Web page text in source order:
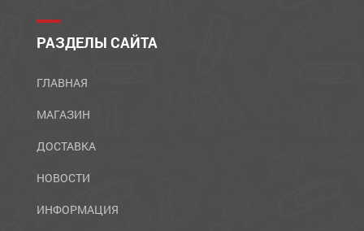
РАЗДЕЛЫ САЙТА
ГЛАВНАЯ
МАГАЗИН
ДОСТАВКА
НОВОСТИ
ИНФОРМАЦИЯ